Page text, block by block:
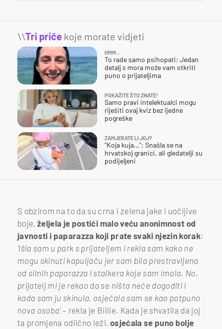
\\Tri priče koje morate vidjeti
HMM…
To rade samo psihopati: Jedan
detalj s mora može vam otkriti
puno o prijateljima
POKAŽITE ŠTO ZNATE!
Samo pravi intelektualci mogu
riješiti ovaj kviz bez ijedne
pogreške
ZAMJERATE LI JOJ?
"Koja kuja…": Snašla se na
hrvatskoj granici, ali gledatelji su
podijeljeni
S obzirom na to da su crna i zelena jake i uočljive
boje,željela je postići malo veću anonimnost od
javnosti i paparazza koji prate svaki njezin korak:
'Išla sam u park s prijateljem i rekla sam kako ne
mogu skinuti kapuljaču jer sam bila prestravljena
od silnih paparazza i stalkera koje sam imala. No,
prijatelj mi je rekao da se ništa neće dogoditi i
kada sam ju skinula, osjećala sam se kao potpuno
nova osoba'– rekla je Billie. Kada je shvatila da joj
ta promjena odlično leži, osjećala se puno bolje